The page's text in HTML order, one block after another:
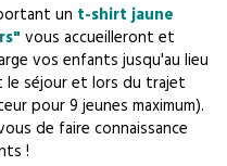
un t-shirt jaune
vous accueilleront et
vos enfants jusqu'au lieu
le séjour et lors du trajet
pour 9 jeunes maximum).
de faire connaissance
!